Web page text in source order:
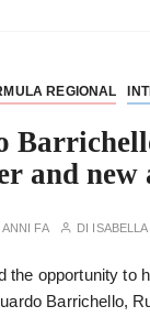
REGIONAL
and new
ANNI FA DI
the opportunity to
Barrichello,